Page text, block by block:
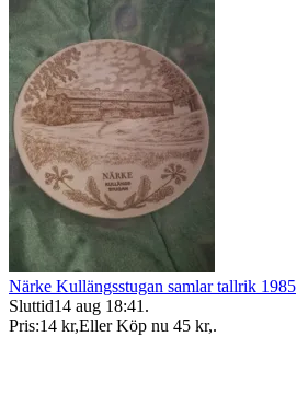
Närke Kullängsstugan samlar tallrik 1985
Sluttid14 aug 18:41 .
Pris:14 kr,Eller Köp nu 45 kr,.